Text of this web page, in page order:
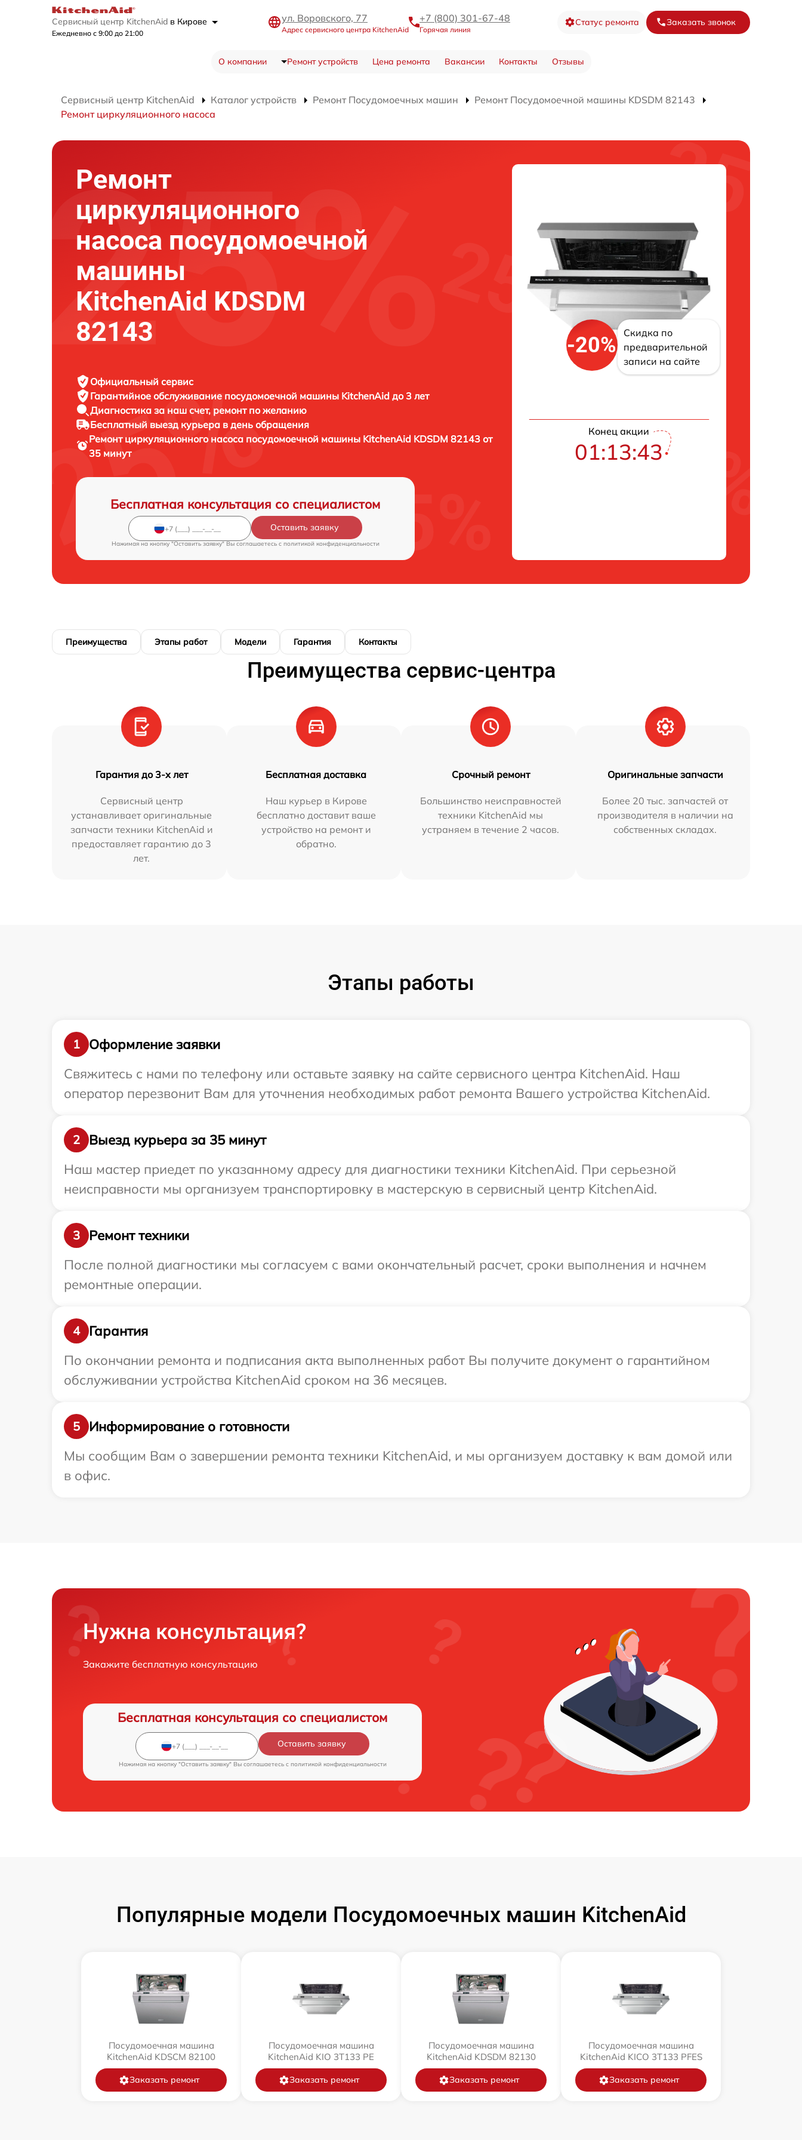
Сервисный центр KitchenAid в Кирове
Ежедневно с 9:00 до 21:00
ул. Воровского, 77
Адрес сервисного центра KitchenAid
+7 (800) 301-67-48
Горячая линия
Статус ремонта Заказать звонок
О компании Ремонт устройств Цена ремонта Вакансии Контакты Отзывы
Сервисный центр KitchenAid Каталог устройств Ремонт Посудомоечных машин
Ремонт Посудомоечной машины KDSDM 82143
Ремонт циркуляционного насоса
Ремонт
циркуляционного
насоса посудомоечной
машины
KitchenAid KDSDM
82143
Официальный сервис
Гарантийное обслуживание посудомоечной машины KitchenAid до 3 лет
Диагностика за наш счет, ремонт по желанию
Бесплатный выезд курьера в день обращения
Ремонт циркуляционного насоса посудомоечной машины KitchenAid KDSDM 82143 от
35 минут
Бесплатная консультация со специалистом
Оставить заявку
Нажимая на кнопку "Оставить заявку" Вы соглашаетесь c политикой конфиденциальности
-20%
Скидка по
предварительной
записи на сайте
Конец акции
01:13:42
Преимущества Этапы работ Модели Гарантия Контакты
Преимущества сервис-центра
Гарантия до 3-х лет
Сервисный центр
устанавливает оригинальные
запчасти техники KitchenAid и
предоставляет гарантию до 3
лет.
Бесплатная доставка
Наш курьер в Кирове
бесплатно доставит ваше
устройство на ремонт и
обратно.
Срочный ремонт
Большинство неисправностей
техники KitchenAid мы
устраняем в течение 2 часов.
Оригинальные запчасти
Более 20 тыс. запчастей от
производителя в наличии на
собственных складах.
Этапы работы
1
Оформление заявки
Свяжитесь с нами по телефону или оставьте заявку на сайте сервисного центра KitchenAid. Наш
оператор перезвонит Вам для уточнения необходимых работ ремонта Вашего устройства KitchenAid.
2
Выезд курьера за 35 минут
Наш мастер приедет по указанному адресу для диагностики техники KitchenAid. При серьезной
неисправности мы организуем транспортировку в мастерскую в сервисный центр KitchenAid.
3
Ремонт техники
После полной диагностики мы согласуем с вами окончательный расчет, сроки выполнения и начнем
ремонтные операции.
4
Гарантия
По окончании ремонта и подписания акта выполненных работ Вы получите документ о гарантийном
обслуживании устройства KitchenAid сроком на 36 месяцев.
5
Информирование о готовности
Мы сообщим Вам о завершении ремонта техники KitchenAid, и мы организуем доставку к вам домой или
в офис.
Нужна консультация?
Закажите бесплатную консультацию
Бесплатная консультация со специалистом
Оставить заявку
Нажимая на кнопку "Оставить заявку" Вы соглашаетесь c политикой конфиденциальности
Популярные модели Посудомоечных машин KitchenAid
Посудомоечная машина
KitchenAid KDSCM 82100
Заказать ремонт
Посудомоечная машина
KitchenAid KIO 3T133 PE
Заказать ремонт
Посудомоечная машина
KitchenAid KDSDM 82130
Заказать ремонт
Посудомоечная машина
KitchenAid KICO 3T133 PFES
Заказать ремонт